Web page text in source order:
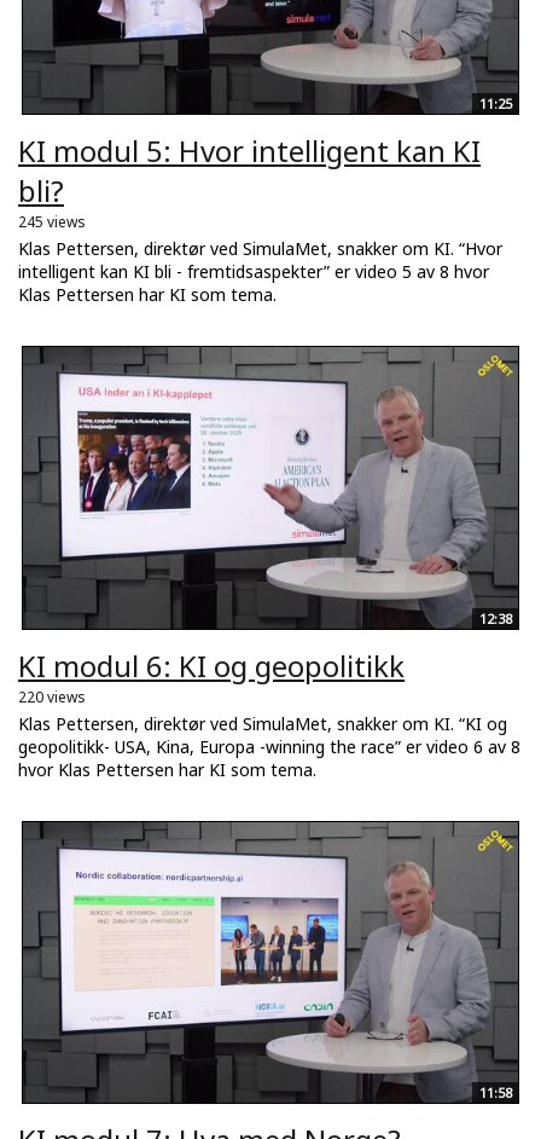
11:25
KI modul 5: Hvor intelligent kan KI
bli?
245 views
Klas Pettersen, direktør ved SimulaMet, snakker om KI. “Hvor
intelligent kan KI bli - fremtidsaspekter” er video 5 av 8 hvor
Klas Pettersen har KI som tema.
12:38
KI modul 6: KI og geopolitikk
220 views
Klas Pettersen, direktør ved SimulaMet, snakker om KI. “KI og
geopolitikk- USA, Kina, Europa -winning the race” er video 6 av 8
hvor Klas Pettersen har KI som tema.
11:58